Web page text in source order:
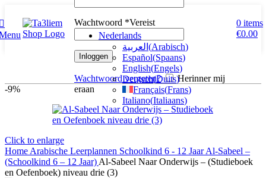
Wachtwoord *Vereist
Inloggen
Wachtwoord vergeten?
Herinner mij
eraan
0 items
€0.00
Nederlands
العربية (Arabisch)
Español(Spaans)
English(Engels)
Deutsch(Duits)
Français(Frans)
Italiano(Italiaans)
-9%
Click to enlarge
Home Arabische Leerplannen Schoolkind 6 - 12 JaarAl-Sabeel –
(Schoolkind 6 – 12 Jaar) Al-Sabeel Naar Onderwijs – (Studieboek
en Oefenboek) niveau drie (3)